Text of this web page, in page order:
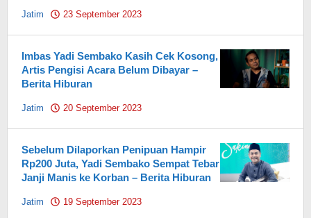
Jatim 23 September 2023
Imbas Yadi Sembako Kasih Cek Kosong,
Artis Pengisi Acara Belum Dibayar –
Berita Hiburan
Jatim 20 September 2023
Sebelum Dilaporkan Penipuan Hampir
Rp200 Juta, Yadi Sembako Sempat Tebar
Janji Manis ke Korban – Berita Hiburan
Jatim 19 September 2023